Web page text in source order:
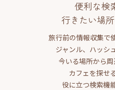
便利な検
行きたい場
旅行前の情報収集で
ジャンル、ハッシ
今いる場所から
カフェを探せ
役に立つ検索機